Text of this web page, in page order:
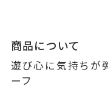
商品について
遊び心に気持ちが
ーフ